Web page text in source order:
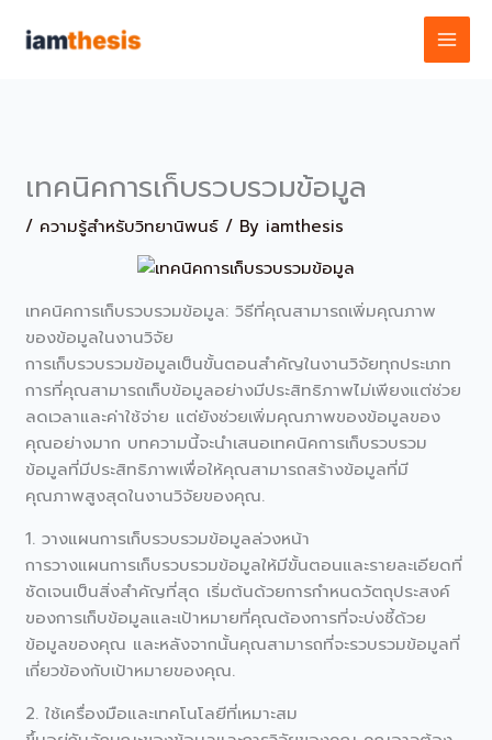
เทคนิคการเก็บรวบรวมข้อมูล
/ ความรู้สำหรับวิทยานิพนธ์ / By iamthesis
เทคนิคการเก็บรวบรวมข้อมูล: วิธีที่คุณสามารถเพิ่มคุณภาพ
ของข้อมูลในงานวิจัย
การเก็บรวบรวมข้อมูลเป็นขั้นตอนสำคัญในงานวิจัยทุกประเภท
การที่คุณสามารถเก็บข้อมูลอย่างมีประสิทธิภาพไม่เพียงแต่ช่วย
ลดเวลาและค่าใช้จ่าย แต่ยังช่วยเพิ่มคุณภาพของข้อมูลของ
คุณอย่างมาก บทความนี้จะนำเสนอเทคนิคการเก็บรวบรวม
ข้อมูลที่มีประสิทธิภาพเพื่อให้คุณสามารถสร้างข้อมูลที่มี
คุณภาพสูงสุดในงานวิจัยของคุณ.
1. วางแผนการเก็บรวบรวมข้อมูลล่วงหน้า
การวางแผนการเก็บรวบรวมข้อมูลให้มีขั้นตอนและรายละเอียดที่
ชัดเจนเป็นสิ่งสำคัญที่สุด เริ่มต้นด้วยการกำหนดวัตถุประสงค์
ของการเก็บข้อมูลและเป้าหมายที่คุณต้องการที่จะบ่งชี้ด้วย
ข้อมูลของคุณ และหลังจากนั้นคุณสามารถที่จะรวบรวมข้อมูลที่
เกี่ยวข้องกับเป้าหมายของคุณ.
2. ใช้เครื่องมือและเทคโนโลยีที่เหมาะสม